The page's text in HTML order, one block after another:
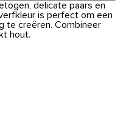
delicate paars en
is perfect om een
te creëren. Combineer
hout.